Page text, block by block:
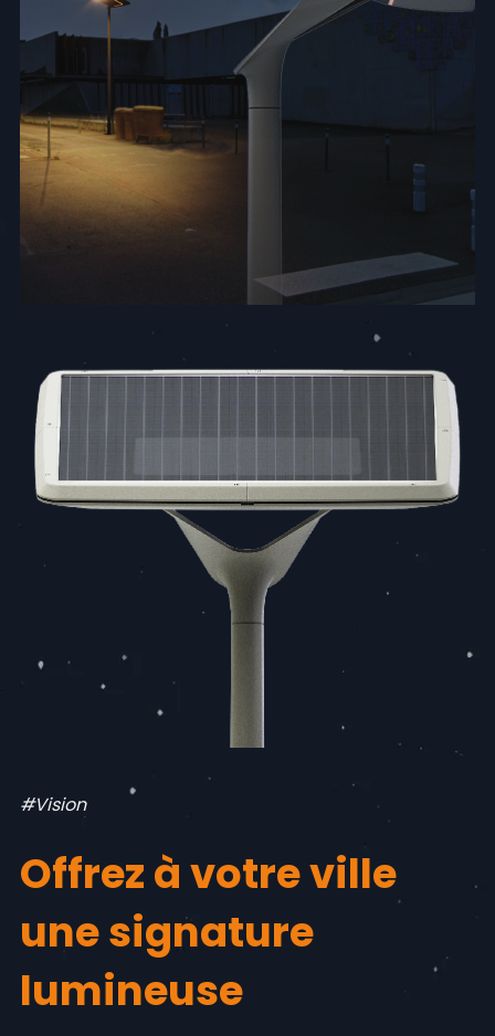
#Vision
Offrez à votre ville
une signature
lumineuse